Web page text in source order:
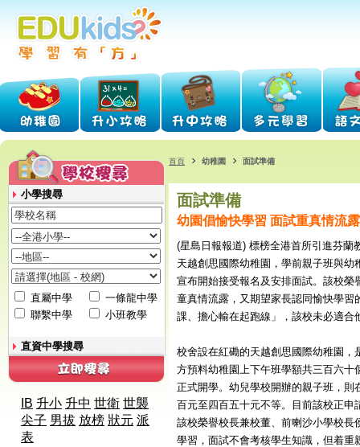
小學搜尋
直屬中學
一條龍中學
聯繫中學
小班教學
直資中學搜尋
IB 升小 升中 世衛 世襲
尖子 男拔 放榜 狀元 派
表
首頁 幼稚園 面試準備
面試準備
幼園倡愉快學習 面試重真情流露
(星島日報報道) 標榜全港首所引進芬蘭
天越創思國際幼稚園，學前親子班與
宣布開始接受報名及安排面試。該校
童真情流露，又期望家長認同愉快學
課、擔心輸在起跑線」，該校未必適合
校舍設在紅磡的天越創思國際幼稚園
方預料幼稚園上下午班學額共三百六
正式開學。幼兒學校開辦的親子班，
百元至四百五十元不等。目前該校正
該校榮譽校長兼校董、前喇沙小學校
學習，面試不會考核學生知識，但着